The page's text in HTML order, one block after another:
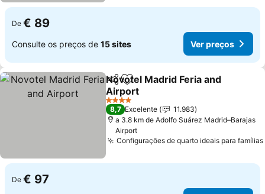
De € 89
Consulte os preços de 15 sites Ver preços
PartilharAdicionar aos favoritos
Novotel Madrid Feria and
Airport
4 Estrelas
8,7 Excelente
11.983
a 3.8 km de Adolfo Suárez Madrid–Barajas
Airport
Configurações de quarto ideais para famílias
De € 97